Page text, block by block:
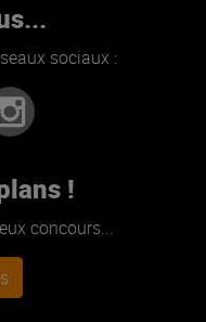
sociaux :
!
concours...